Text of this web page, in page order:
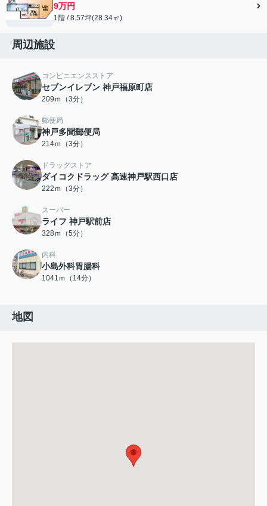
9万円
1階 / 8.57坪(28.34㎡)
周辺施設
コンビニエンスストア
セブンイレブン 神戸福原町店
209ｍ（3分）
郵便局
神戸多聞郵便局
214ｍ（3分）
ドラッグストア
ダイコクドラッグ 高速神戸駅西口店
222ｍ（3分）
スーパー
ライフ 神戸駅前店
328ｍ（5分）
内科
小島外科胃腸科
1041ｍ（14分）
地図